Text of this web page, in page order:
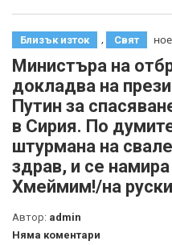
Близък изток , Свят
Министъра на
докладва на
Путин за
в Сирия. По
штурмана на
здрав, и се
Хмеймим!/на
Автор: admin
Няма коментари